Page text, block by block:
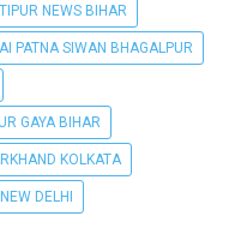
NEWS BIHAR
PATNA SIWAN BHAGALPUR
GAYA BIHAR
KOLKATA
NEW DELHI